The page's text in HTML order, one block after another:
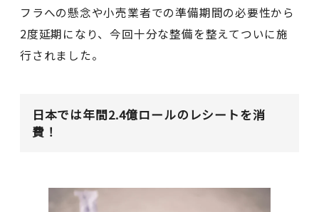
フラへの懸念や小売業者での準備期間の必要性から
2度延期になり、今回十分な整備を整えてついに施
行されました。
日本では年間2.4億ロールのレシートを消
費！